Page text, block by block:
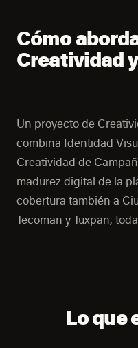
Cómo
Creatividad
Un proyecto de
combina Identidad
Creatividad de
madurez digital de la
cobertura también a
Tecoman y Tuxpan,
Lo que